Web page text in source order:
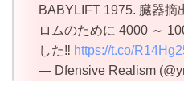
BABYLIFT 1975. 臓器摘
ロムのために 4000 ～
した‼️ https://t.co/
— Dfensive Realism